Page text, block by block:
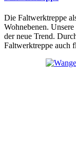
Die Faltwerktreppe
Wohnebenen.
der neue Trend.
Faltwerktreppe auch